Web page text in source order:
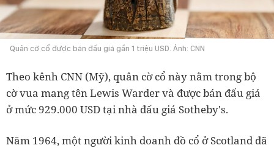
Quân cờ cổ được bán đấu giá gần 1 triệu USD. Ảnh: CNN
Theo kênh CNN (Mỹ), quân cờ cổ này nằm trong bộ
cờ vua mang tên Lewis Warder và được bán đấu giá
ở mức 929.000 USD tại nhà đấu giá Sotheby's.
Năm 1964, một người kinh doanh đồ cổ ở Scotland đã